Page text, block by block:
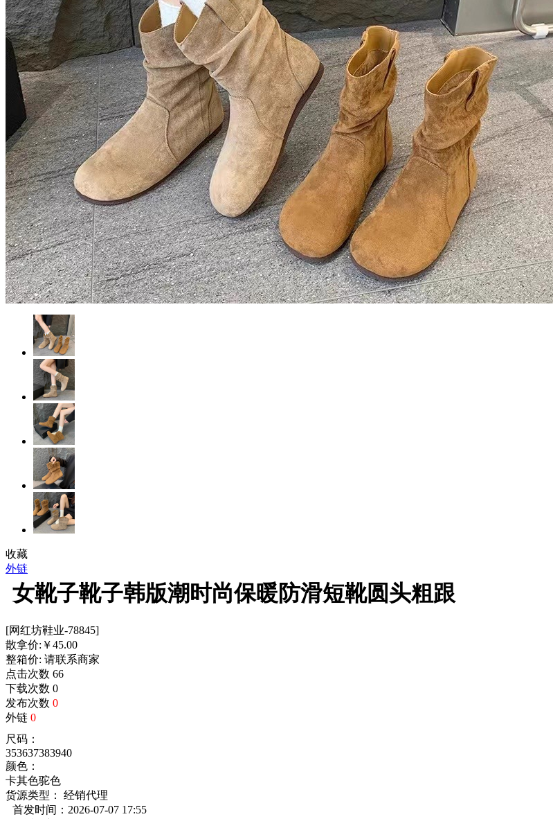
收藏
外链
女靴子靴子韩版潮时尚保暖防滑短靴圆头粗跟
[网红坊鞋业-78845]
散拿价: ￥45.00
整箱价: 请联系商家
点击次数 66
下载次数 0
发布次数 0
外链 0
尺码：
353637383940
颜色：
卡其色驼色
货源类型： 经销代理
首发时间：2026-07-07 17:55